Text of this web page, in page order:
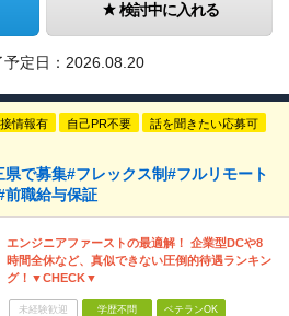
検討中に入れる
定日： 2026.08.20
情報有 自己PR不要 話を聞きたい応募可
で募集#フレックス制#フルリモート
前職給与保証
エンジニアファーストの最適解！ 企業型DCや8
時間全休など、真似できない圧倒的待遇ランキン
グ！▼CHECK▼
未経験歓迎 学歴不問 ベテランOK